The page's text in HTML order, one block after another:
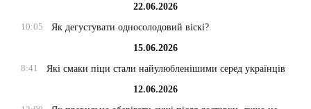
22.06.2026
10:05
Як дегустувати односолодовий віскі?
15.06.2026
8:41
Які смаки піци стали найулюбленішими серед українців
12.06.2026